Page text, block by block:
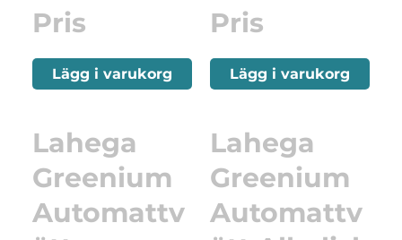
Pris
Lägg i varukorg
Pris
Lägg i varukorg
Lahega
Greenium
Automattv
Lahega
Greenium
Automattv